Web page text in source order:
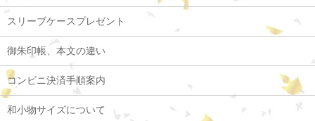
スリーブケースプレゼント
御朱印帳、本文の違い
コンビニ決済手順案内
和小物サイズについて